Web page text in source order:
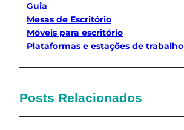
Guia
Mesas de Escritório
Móveis para escritório
Plataformas e estações de trabalho
Posts Relacionados